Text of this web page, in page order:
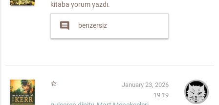
kitaba yorum yazdı.
comment benzersiz
star_border
January 23, 2026
19:19